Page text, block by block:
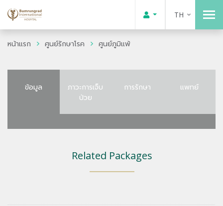
TH
หน้าแรก ศูนย์รักษาโรค ศูนย์ภูมิแพ้
ข้อมูล
ภาวะการเจ็บ
ป่วย
การรักษา แพทย์
Related Packages